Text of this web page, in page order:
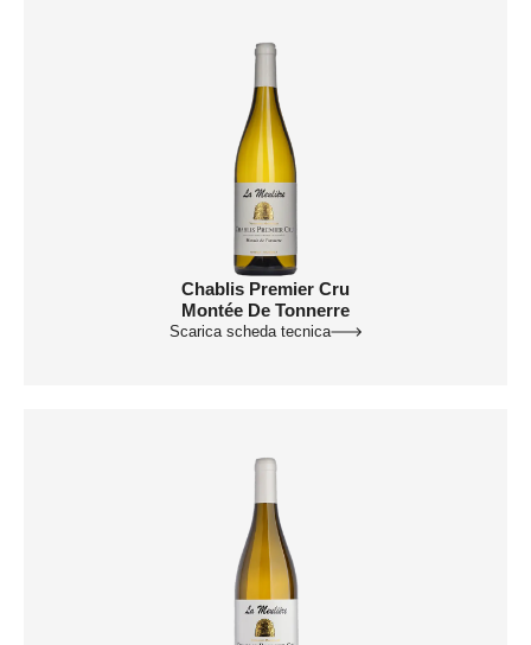
Chablis Premier Cru
Montée De Tonnerre
Scarica scheda tecnica